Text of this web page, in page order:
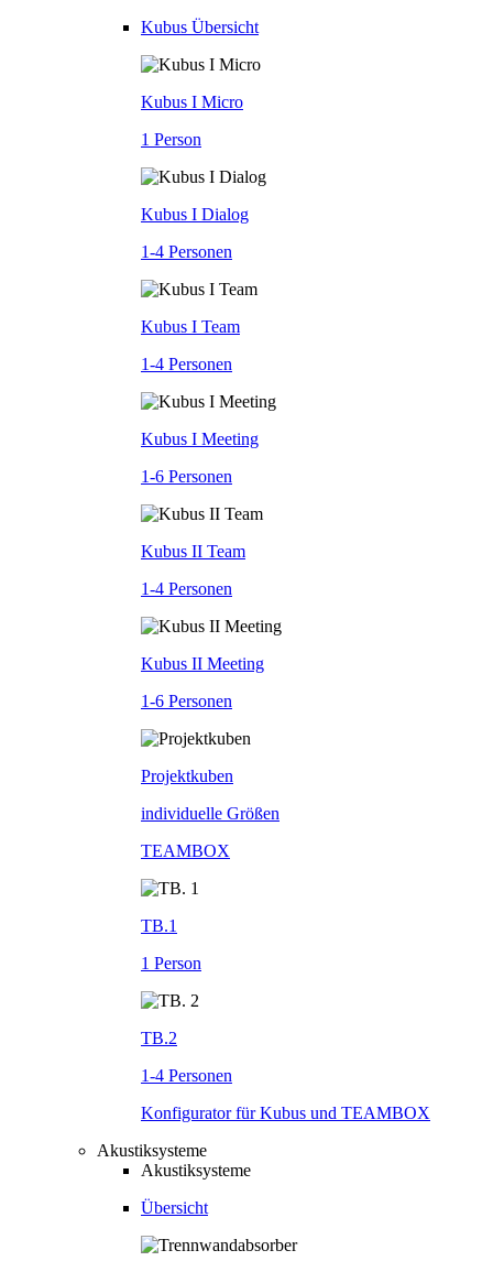
Kubus Übersicht
Kubus I Micro
1 Person
Kubus I Dialog
1-4 Personen
Kubus I Team
1-4 Personen
Kubus I Meeting
1-6 Personen
Kubus II Team
1-4 Personen
Kubus II Meeting
1-6 Personen
Projektkuben
individuelle Größen
TEAMBOX
TB.1
1 Person
TB.2
1-4 Personen
Konfigurator für Kubus und TEAMBOX
Akustiksysteme
Akustiksysteme
Übersicht